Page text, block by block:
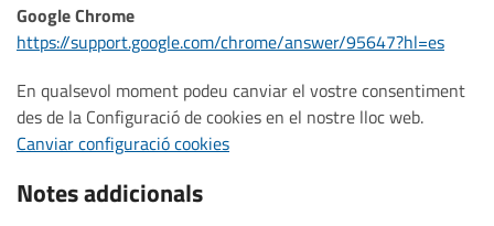
Google Chrome
https://support.google.com/chrome/answer/95647?hl=es
En qualsevol moment podeu canviar el vostre consentiment
des de la Configuració de cookies en el nostre lloc web.
Canviar configuració cookies
Notes addicionals